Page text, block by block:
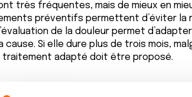
très fréquentes, mais de mieux en
préventifs permettent d’éviter la
de la douleur permet
cause. Si elle dure plus de trois mois,
traitement adapté doit être proposé.